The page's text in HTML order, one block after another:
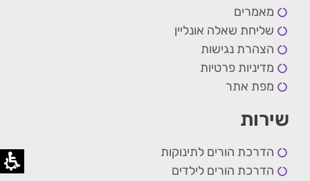
מאמרים
שליחת שאלה אונליין
הצהרת נגישות
מדיניות פרטיות
מפת אתר
שירות
הדרכת הורים לתינוקות
הדרכת הורים לילדים